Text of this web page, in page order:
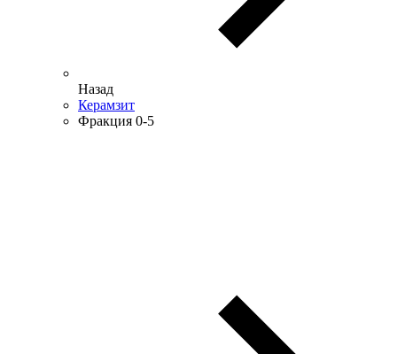
Назад
Керамзит
Фракция 0-5